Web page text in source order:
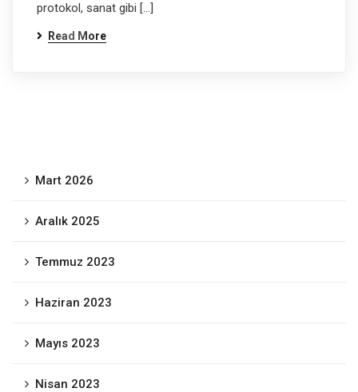
protokol, sanat gibi […]
Read More
Mart 2026
Aralık 2025
Temmuz 2023
Haziran 2023
Mayıs 2023
Nisan 2023